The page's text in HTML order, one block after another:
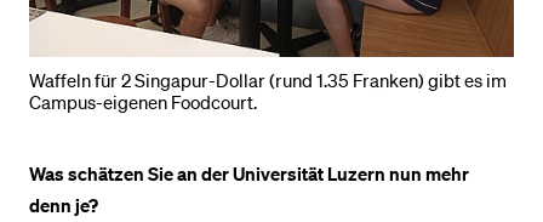
Waffeln für 2 Singapur-Dollar (rund 1.35 Franken) gibt es im
Campus-eigenen Foodcourt.
Was schätzen Sie an der Universität Luzern nun mehr
denn je?